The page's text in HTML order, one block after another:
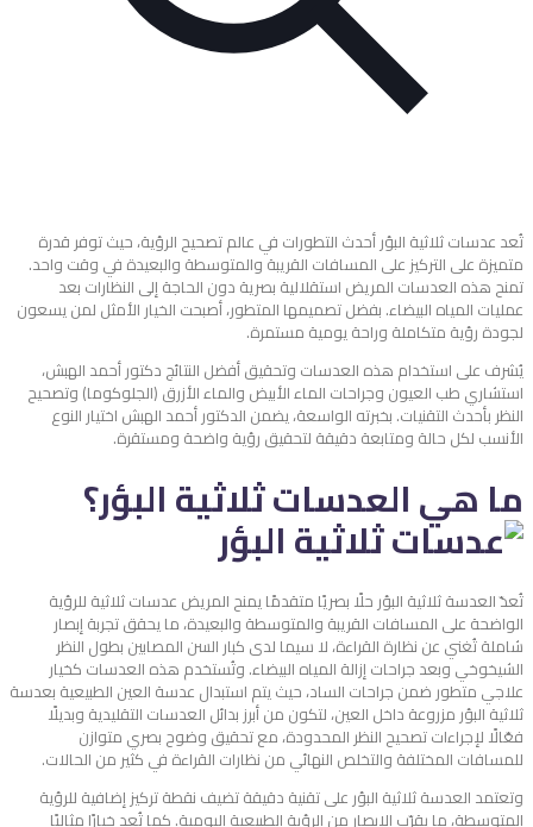
تُعد عدسات ثلاثية البؤرأحدث التطورات في عالم تصحيح الرؤية، حيث توفر قدرة
متميزة على التركيز على المسافات القريبة والمتوسطة والبعيدة في وقت واحد.
تمنح هذه العدسات المريض استقلالية بصرية دون الحاجة إلى النظارات بعد
عمليات المياه البيضاء. بفضل تصميمها المتطور، أصبحت الخيار الأمثل لمن يسعون
لجودة رؤية متكاملة وراحة يومية مستمرة.
يُشرف على استخدام هذه العدسات وتحقيق أفضل النتائج دكتور أحمد الهبش،
استشاري طب العيون وجراحات الماء الأبيض والماء الأزرق (الجلوكوما) وتصحيح
النظر بأحدث التقنيات. بخبرته الواسعة، يضمن الدكتور أحمد الهبش اختيار النوع
الأنسب لكل حالة ومتابعة دقيقة لتحقيق رؤية واضحة ومستقرة.
ما هي العدسات ثلاثية البؤر؟
تُعدّ العدسة ثلاثية البؤر حلًا بصريًا متقدمًا يمنح المريض عدسات ثلاثية للرؤية
الواضحة على المسافات القريبة والمتوسطة والبعيدة، ما يحقق تجربة إبصار
شاملة تُغني عن نظارة القراءة، لا سيما لدى كبار السن المصابين بطول النظر
الشيخوخي وبعد جراحات إزالة المياه البيضاء. وتُستخدم هذه العدسات كخيار
علاجي متطور ضمن جراحات الساد، حيث يتم استبدال عدسة العين الطبيعية بعدسة
ثلاثية البؤر مزروعة داخل العين، لتكون من أبرز بدائل العدسات التقليدية وبديلًا
فعّالًا لإجراءات تصحيح النظر المحدودة، مع تحقيق وضوح بصري متوازن
للمسافات المختلفة والتخلص النهائي من نظارات القراءة في كثير من الحالات.
وتعتمد العدسة ثلاثية البؤر على تقنية دقيقة تضيف نقطة تركيز إضافية للرؤية
المتوسطة، ما يقرّب الإبصار من الرؤية الطبيعية اليومية. كما تُعد خيارًا مثاليًا